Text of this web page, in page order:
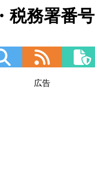
税務署番号